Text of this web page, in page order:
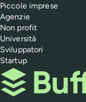
Piccole imprese
Agenzie
Non profit
Università
Sviluppatori
Startup
Buffer